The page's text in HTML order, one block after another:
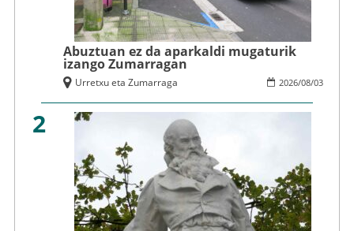
Abuztuan ez da aparkaldi mugaturik
izango Zumarragan
2026/08/03
Urretxu eta Zumarraga
2